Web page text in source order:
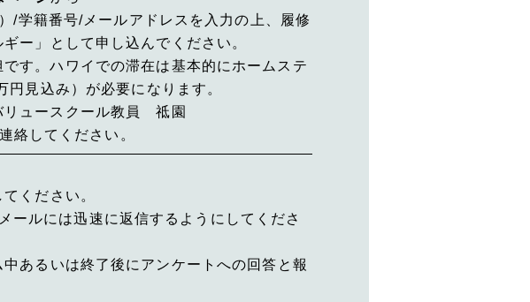
/学籍番号/メールアドレスを入力の上、履修
ー」として申し込んでください。
す。ハワイでの滞在は基本的にホームステ
見込み）が必要になります。
リュースクール教員 祗園
絡してください。
ください。
ールには迅速に返信するようにしてくださ
あるいは終了後にアンケートへの回答と報